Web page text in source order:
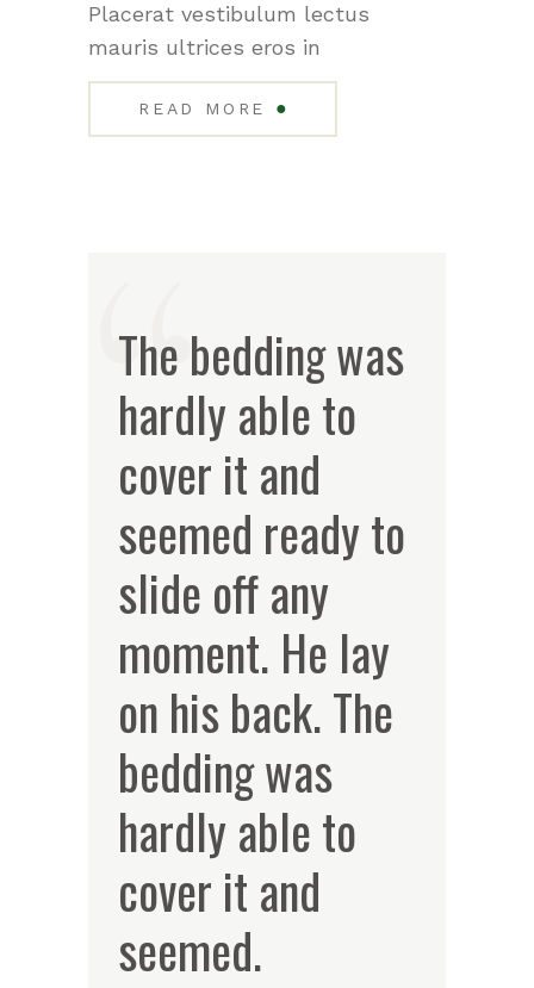
Placerat vestibulum lectus
mauris ultrices eros in
READ MORE ●
The bedding was
hardly able to
cover it and
seemed ready to
slide off any
moment. He lay
on his back. The
bedding was
hardly able to
cover it and
seemed.